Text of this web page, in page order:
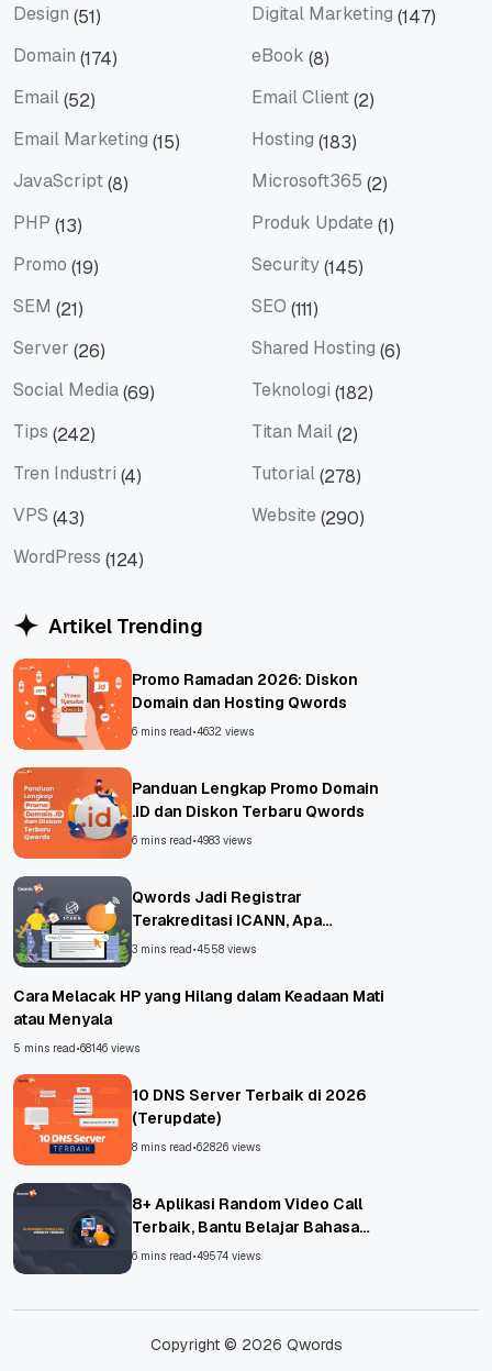
Design (51) Digital Marketing (147)
Domain (174) eBook (8)
Email(52) Email Client(2)
Email Marketing (15) Hosting (183)
JavaScript(8) Microsoft365 (2)
PHP (13) Produk Update (1)
Promo (19) Security(145)
SEM (21) SEO (111)
Server (26) Shared Hosting (6)
Social Media(69) Teknologi (182)
Tips (242) Titan Mail(2)
Tren Industri (4) Tutorial(278)
VPS (43) Website (290)
WordPress (124)
Artikel Trending
Promo Ramadan 2026: Diskon
Domain dan Hosting Qwords
6 mins read•4632 views
Panduan Lengkap Promo Domain
.ID dan Diskon Terbaru Qwords
6 mins read•4983 views
Qwords Jadi Registrar
Terakreditasi ICANN, Apa
Untungnya?
3 mins read•4558 views
Cara Melacak HP yang Hilang dalam Keadaan Mati
atau Menyala
5 mins read•68146 views
10 DNS Server Terbaik di 2026
(Terupdate)
8 mins read•62826 views
8+ Aplikasi Random Video Call
Terbaik, Bantu Belajar Bahasa
Asing!
6 mins read•49574 views
Copyright © 2026 Qwords